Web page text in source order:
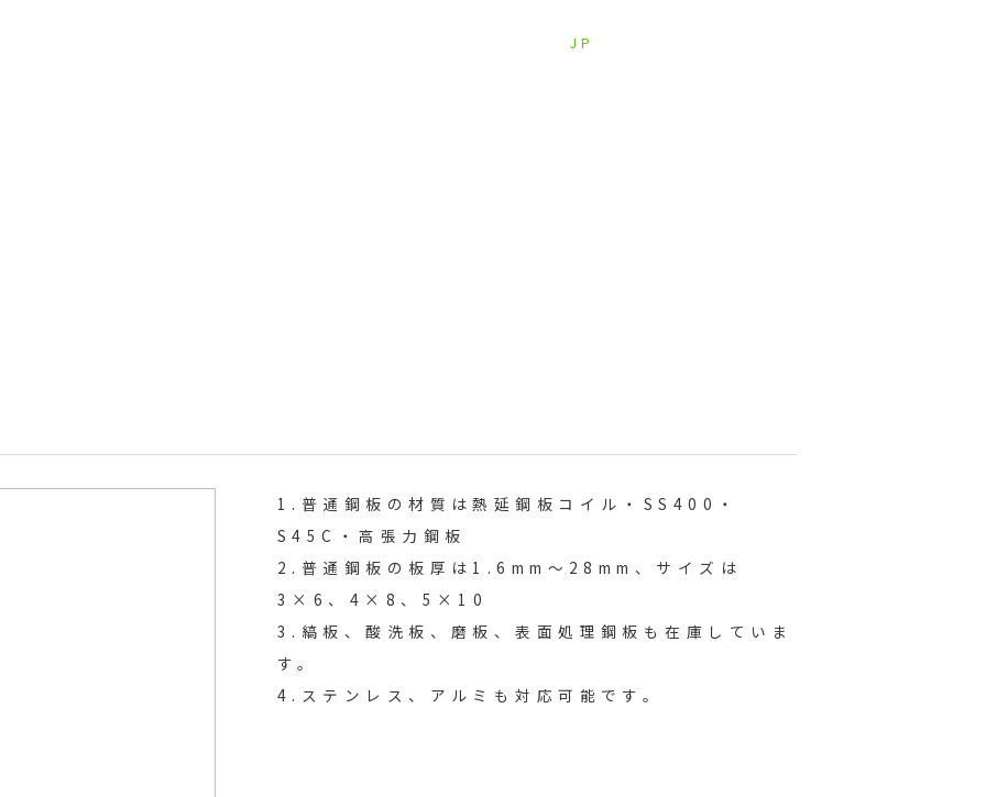
JP
1.普通鋼板の材質は熱延鋼板コイル・SS400・
S45C・高張力鋼板
2.普通鋼板の板厚は1.6mm〜28mm、サイズは
3×6、4×8、5×10
3.縞板、酸洗板、磨板、表面処理鋼板も在庫していま
す。
4.ステンレス、アルミも対応可能です。